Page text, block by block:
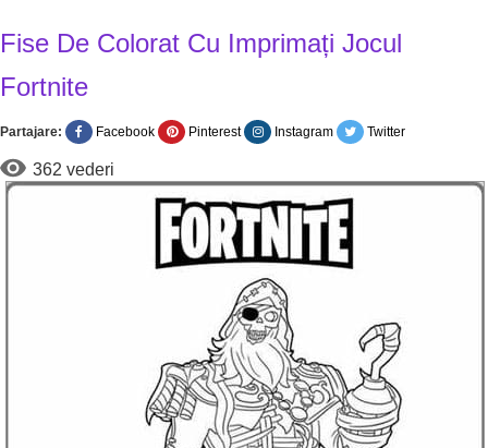
Fise De Colorat Cu Imprimați Jocul
Fortnite
Partajare: Facebook Pinterest Instagram Twitter
362 vederi